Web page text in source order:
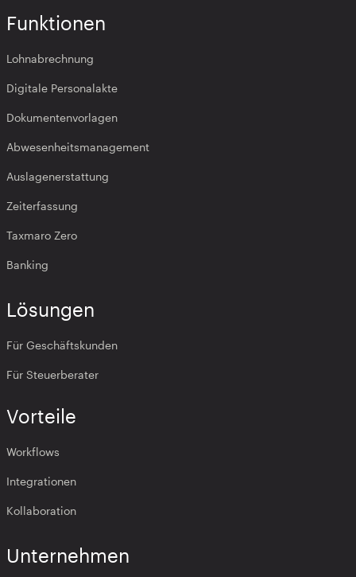
Funktionen
Lohnabrechnung
Digitale Personalakte
Dokumentenvorlagen
Abwesenheitsmanagement
Auslagenerstattung
Zeiterfassung
Taxmaro Zero
Banking
Lösungen
Für Geschäftskunden
Für Steuerberater
Vorteile
Workflows
Integrationen
Kollaboration
Unternehmen